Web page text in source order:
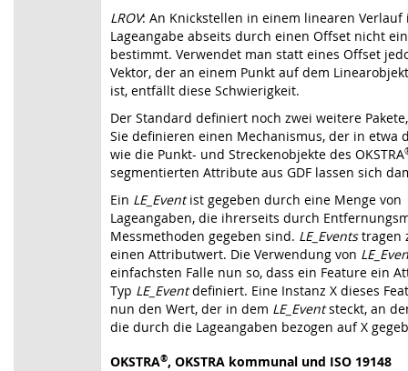
LROV: An Knickstellen in einem linearen Verlauf
Lageangabe abseits durch einen Offset nicht
bestimmt. Verwendet man statt eines Offset
Vektor, der an einem Punkt auf dem
ist, entfällt diese Schwierigkeit.
Der Standard definiert noch zwei weitere
Sie definieren einen Mechanismus, der in etwa
wie die Punkt- und Streckenobjekte des OKSTRA
segmentierten Attribute aus GDF lassen sich
Ein LE_Eventist gegeben durch eine Menge von
Lageangaben, die ihrerseits durch
Messmethoden gegeben sind. LE_Eventstragen
einen Attributwert. Die Verwendung von
einfachsten Falle nun so, dass ein Feature ein
Typ LE_Eventdefiniert. Eine Instanz X dieses
nun den Wert, der in dem LE_Eventsteckt, an
die durch die Lageangaben bezogen auf X
OKSTRA®, OKSTRA kommunal und ISO 19148